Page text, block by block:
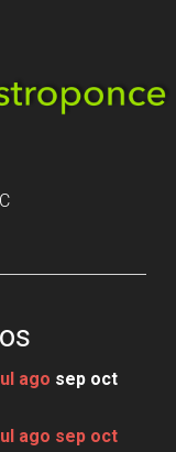
ago sep oct
ago sep oct